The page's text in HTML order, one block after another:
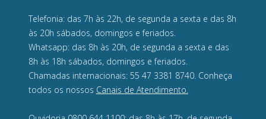
Telefonia: das 7h às 22h, de segunda a sexta e das 8h
às 20h sábados, domingos e feriados.
Whatsapp: das 8h às 20h, de segunda a sexta e das
8h às 18h sábados, domingos e feriados.
Chamadas internacionais: 55 47 3381 8740. Conheça
todos os nossos Canais de Atendimento.